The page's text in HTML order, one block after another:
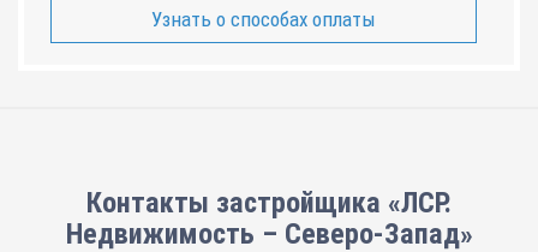
Узнать о способах оплаты
Контакты застройщика «ЛСР.
Недвижимость – Северо-Запад»